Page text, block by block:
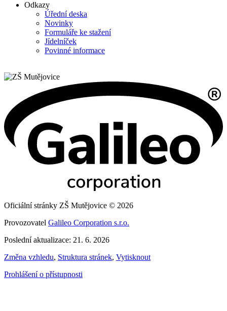
Odkazy
Úřední deska
Novinky
Formuláře ke stažení
Jídelníček
Povinné informace
Oficiální stránky ZŠ Mutějovice © 2026
Provozovatel Galileo Corporation s.r.o.
Poslední aktualizace: 21. 6. 2026
Změna vzhledu, Struktura stránek, Vytisknout
Prohlášení o přístupnosti